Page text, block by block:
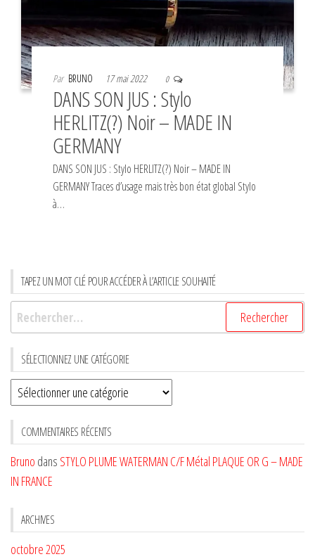
Par BRUNO 17 mai 2022 0
DANS SON JUS : Stylo
HERLITZ(?) Noir – MADE IN
GERMANY
DANS SON JUS : Stylo HERLITZ(?) Noir – MADE IN
GERMANY Traces d’usage mais très bon état global Stylo
à…
TAPEZ UN MOT CLÉ POUR ACCÉDER À L’ARTICLE SOUHAITÉ
Rechercher :
SÉLECTIONNEZ UNE CATÉGORIE
Sélectionnez
une
CATÉGORIE
COMMENTAIRES RÉCENTS
Bruno dans STYLO PLUME WATERMAN C/F Métal PLAQUE OR G – MADE
IN FRANCE
ARCHIVES
octobre 2025